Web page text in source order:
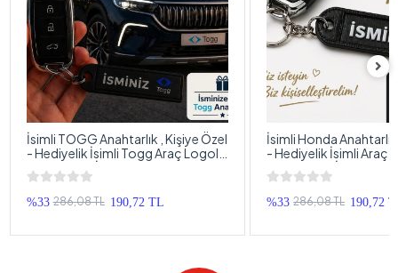
İsimli TOGG Anahtarlık , Kişiye Özel
- Hediyelik İsimli Togg Araç Logolu
Anahtarlık - İsimli Araba Anahtarlığı
%33 286,08 TL 190,72 TL
İsimli Honda
- Hediyelik İsimli Araç
Anahtarlık - İsimli
Anahtarlığı
%33 286,08 TL 190,72